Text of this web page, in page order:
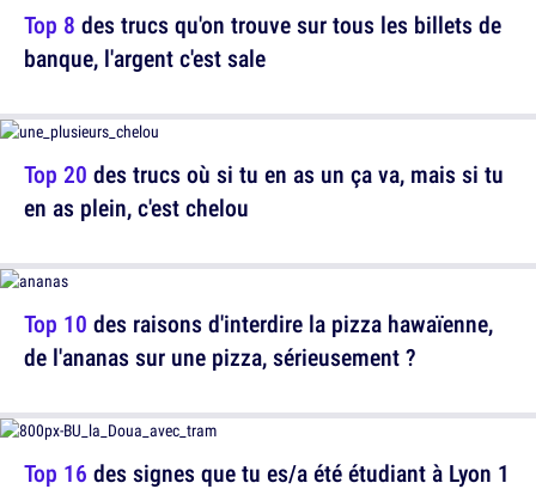
Top 8 des trucs qu'on trouve sur tous les billets de
banque, l'argent c'est sale
Top 10 des raisons d'interdire la pizza hawaïenne,
de l'ananas sur une pizza, sérieusement ?
Top 20 des trucs où si tu en as un ça va, mais si tu
en as plein, c'est chelou
Top 16 des signes que tu es/a été étudiant à Lyon 1